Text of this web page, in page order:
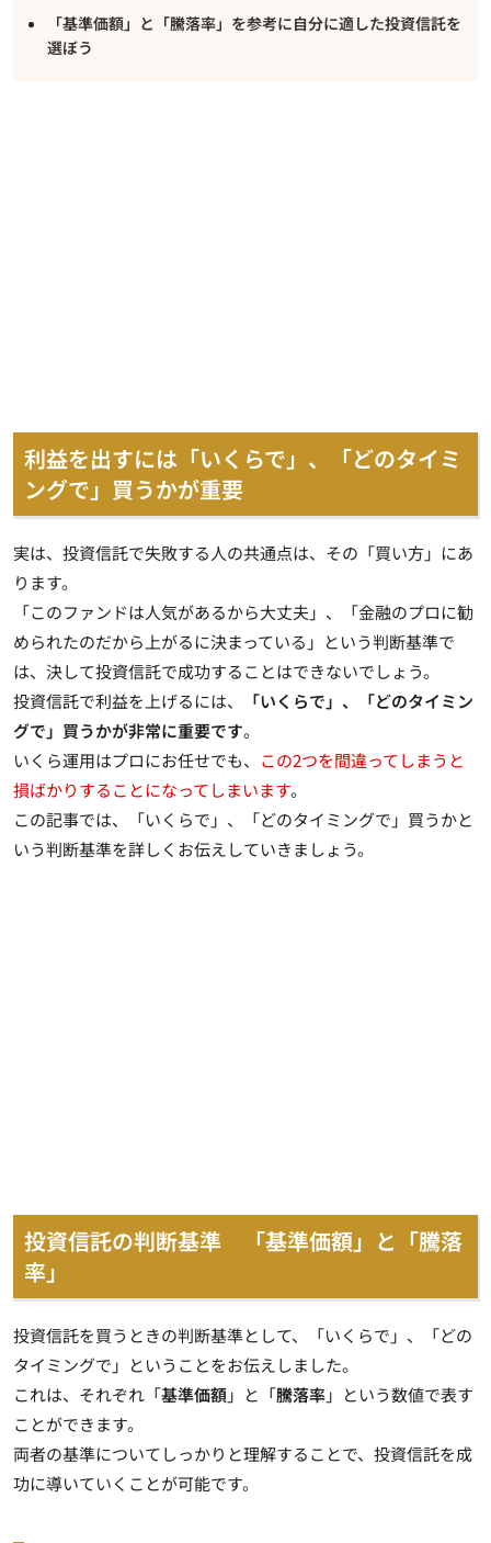
「基準価額」と「騰落率」を参考に自分に適した投資信託を
選ぼう
利益を出すには「いくらで」、「どのタイミ
ングで」買うかが重要
実は、投資信託で失敗する人の共通点は、その「買い方」にあ
ります。
「このファンドは人気があるから大丈夫」、「金融のプロに勧
められたのだから上がるに決まっている」という判断基準で
は、決して投資信託で成功することはできないでしょう。
投資信託で利益を上げるには、
「いくらで」、「どのタイミン
グで」買うかが非常に重要です。
いくら運用はプロにお任せでも、 この2つを間違ってしまうと
損ばかりすることになってしまいます。
この記事では、「いくらで」、「どのタイミングで」買うかと
いう判断基準を詳しくお伝えしていきましょう。
投資信託の判断基準 「基準価額」と「騰落
率」
投資信託を買うときの判断基準として、「いくらで」、「どの
タイミングで」ということをお伝えしました。
これは、それぞれ「基準価額」と「騰落率」という数値で表す
ことができます。
両者の基準についてしっかりと理解することで、投資信託を成
功に導いていくことが可能です。